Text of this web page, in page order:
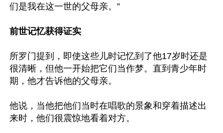
们是我在这一世的父母亲。”
前世记忆获得证实
所罗门提到，即使这些儿时记忆到了他17岁时还是
很清晰，但他一开始把它们当作梦。直到青少年时
期，他才告诉他的父母亲。
他说，当他把他们当时在唱歌的景象和穿着描述出
来时，他们很震惊地看着对方。